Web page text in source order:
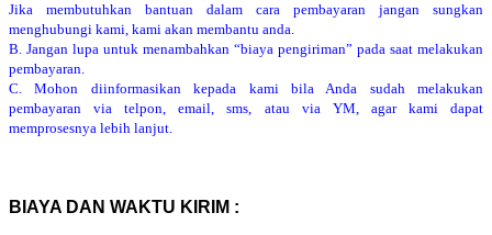
Jika membutuhkan bantuan dalam cara pembayaran jangan sungkan
menghubungi kami, kami akan membantu anda.
B. Jangan lupa untuk menambahkan “biaya pengiriman” pada saat melakukan
pembayaran.
C. Mohon diinformasikan kepada kami bila Anda sudah melakukan
pembayaran via telpon, email, sms, atau via YM, agar kami dapat
memprosesnya lebih lanjut.
BIAYA DAN WAKTU KIRIM :